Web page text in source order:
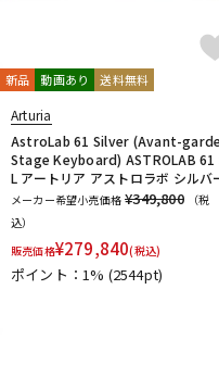
新品 動画あり 送料無料
Arturia
AstroLab 61 Silver (Avant-
Stage Keyboard) ASTROLAB 61
L アートリア アストロラボ シルバ
メーカー希望小売価格 ¥349,800
（税
込）
販売価格¥279,840(税込)
ポイント：1% (2544pt)